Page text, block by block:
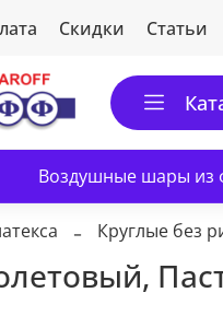
Скидки Статьи
Воздушные шары из
Круглые без